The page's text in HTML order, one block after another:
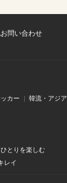
問い合わせ
カー 韓流・アジア
ひとりを楽しむ
レイ